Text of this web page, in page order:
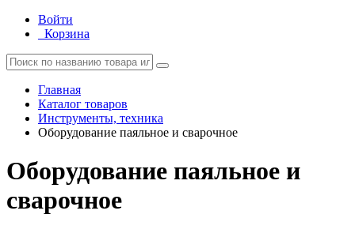
Войти
Корзина
Главная
Каталог товаров
Инструменты, техника
Оборудование паяльное и сварочное
Оборудование паяльное и
сварочное